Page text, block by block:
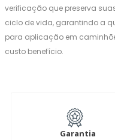
verificação que preserva
ciclo de vida, garantindo a
para aplicação em
custo benefício.
Garantia